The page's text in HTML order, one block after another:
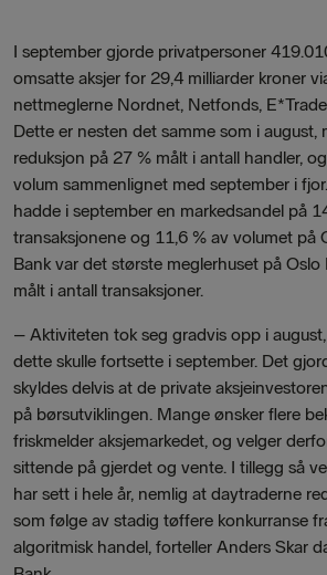
I september gjorde privatpersoner
omsatte aksjer for 29,4 milliarder kroner
nettmeglerne Nordnet, Netfonds,
Dette er nesten det samme som i august,
reduksjon på 27 % målt i antall handler,
volum sammenlignet med september i
hadde i september en markedsandel på
transaksjonene og 11,6 % av volumet på
Bank var det største meglerhuset på Oslo
målt i antall transaksjoner.
– Aktiviteten tok seg gradvis opp i
dette skulle fortsette i september. Det
skyldes delvis at de private
på børsutviklingen. Mange ønsker flere
friskmelder aksjemarkedet, og velger
sittende på gjerdet og vente. I tillegg så
har sett i hele år, nemlig at daytraderne
som følge av stadig tøffere konkurranse
algoritmisk handel, forteller Anders Skar